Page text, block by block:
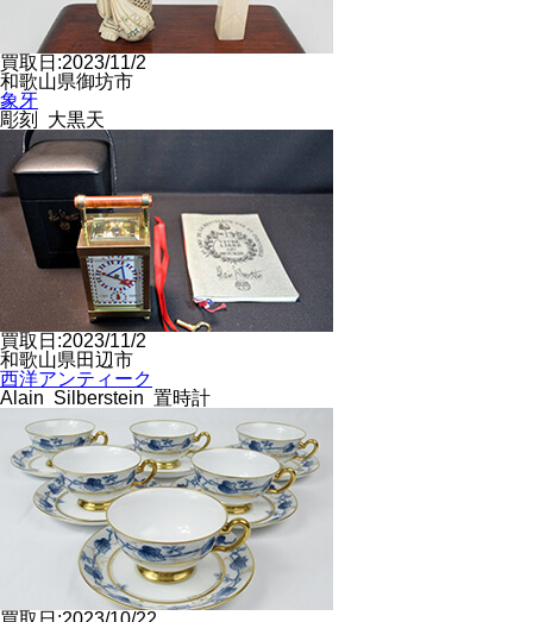
買取日:2023/11/2
和歌山県御坊市
象牙
彫刻 大黒天
買取日:2023/11/2
和歌山県田辺市
西洋アンティーク
Alain Silberstein 置時計